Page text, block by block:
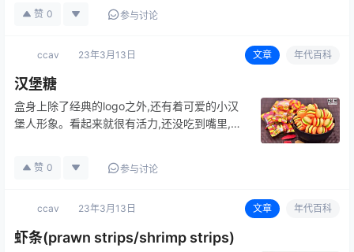
诸多辟邪习俗当中，以五色丝线系臂…
赞 0 参与讨论
ccav 23年3月13日 文章 年代百科
汉堡糖
盒身上除了经典的logo之外,还有着可爱的小汉
堡人形象。看起来就很有活力,还没吃到嘴里,就
赞 0 参与讨论
ccav 23年3月13日 文章 年代百科
虾条(prawn strips/shrimp strips)